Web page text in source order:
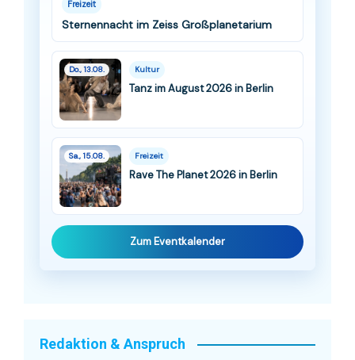
Freizeit
Sternennacht im Zeiss Großplanetarium
Do., 13.08. Kultur
Tanz im August 2026 in Berlin
Sa., 15.08. Freizeit
Rave The Planet 2026 in Berlin
Zum Eventkalender
Redaktion & Anspruch